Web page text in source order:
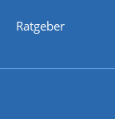
Ratgeber